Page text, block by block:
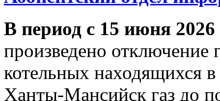
В период с 15 июня
произведено отключение
котельных находящихся
Ханты-Мансийск газ до